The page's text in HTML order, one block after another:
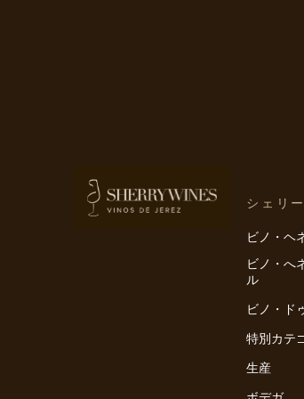
シェリー
ビノ・ヘ
ビノ・へ
ル
ビノ・ド
特別カテ
生産